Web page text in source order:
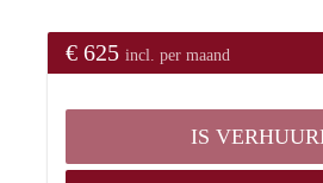
€ 625 incl. per maand
IS